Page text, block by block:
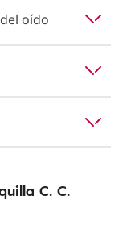
oído
C. C.